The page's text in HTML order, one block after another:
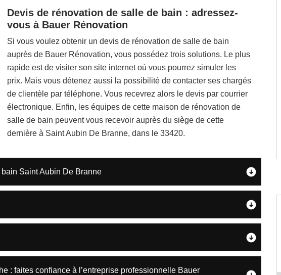
Devis de rénovation de salle de bain : adressez-
vous à Bauer Rénovation
Si vous voulez obtenir un devis de rénovation de salle de bain
auprès de Bauer Rénovation, vous possédez trois solutions. Le plus
rapide est de visiter son site internet où vous pourrez simuler les
prix. Mais vous détenez aussi la possibilité de contacter ses chargés
de clientèle par téléphone. Vous recevrez alors le devis par courrier
électronique. Enfin, les équipes de cette maison de rénovation de
salle de bain peuvent vous recevoir auprès du siège de cette
dernière à Saint Aubin De Branne, dans le 33420.
Saint Aubin De Branne
: faites confiance à l’entreprise professionnelle Bauer